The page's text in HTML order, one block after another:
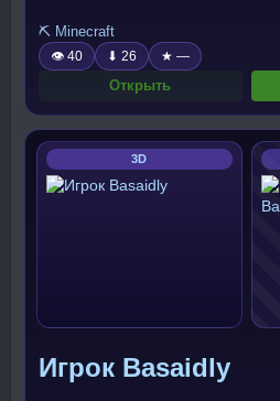
⛏️ Minecraft
👁 40 ⬇ 26 ★ —
Открыть
3D
Игрок Basaidly